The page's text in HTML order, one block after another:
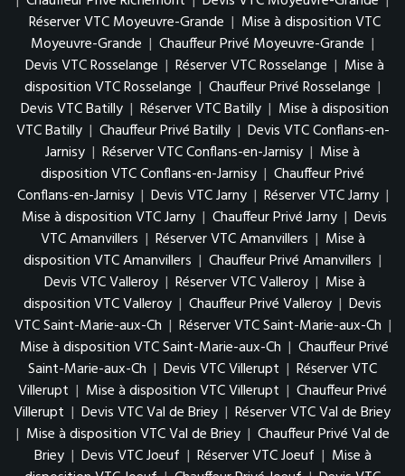
Réserver VTC Moyeuvre-Grande | Mise à disposition VTC
Moyeuvre-Grande | Chauffeur Privé Moyeuvre-Grande |
Devis VTC Rosselange | Réserver VTC Rosselange | Mise à
disposition VTC Rosselange | Chauffeur Privé Rosselange |
Devis VTC Batilly | Réserver VTC Batilly | Mise à disposition
VTC Batilly | Chauffeur Privé Batilly | Devis VTC Conflans-en-
Jarnisy | Réserver VTC Conflans-en-Jarnisy | Mise à
disposition VTC Conflans-en-Jarnisy | Chauffeur Privé
Conflans-en-Jarnisy | Devis VTC Jarny | Réserver VTC Jarny |
Mise à disposition VTC Jarny | Chauffeur Privé Jarny | Devis
VTC Amanvillers | Réserver VTC Amanvillers | Mise à
disposition VTC Amanvillers | Chauffeur Privé Amanvillers |
Devis VTC Valleroy | Réserver VTC Valleroy | Mise à
disposition VTC Valleroy | Chauffeur Privé Valleroy | Devis
VTC Saint-Marie-aux-Ch | Réserver VTC Saint-Marie-aux-Ch |
Mise à disposition VTC Saint-Marie-aux-Ch | Chauffeur Privé
Saint-Marie-aux-Ch | Devis VTC Villerupt | Réserver VTC
Villerupt | Mise à disposition VTC Villerupt | Chauffeur Privé
Villerupt | Devis VTC Val de Briey | Réserver VTC Val de Briey
| Mise à disposition VTC Val de Briey | Chauffeur Privé Val de
Briey | Devis VTC Joeuf | Réserver VTC Joeuf | Mise à